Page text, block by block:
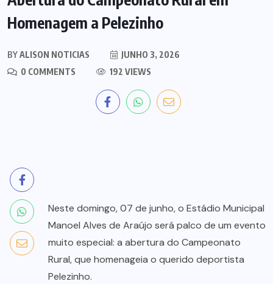
Homenagem a Pelezinho
BYALISON NOTICIAS
JUNHO 3, 2026
0 COMMENTS
192 VIEWS
Neste domingo, 07 de junho, o Estádio Municipal
Manoel Alves de Araújo será palco de um evento
muito especial: a abertura do Campeonato
Rural, que homenageia o querido deportista
Pelezinho.